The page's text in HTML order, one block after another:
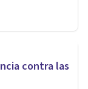
contra las